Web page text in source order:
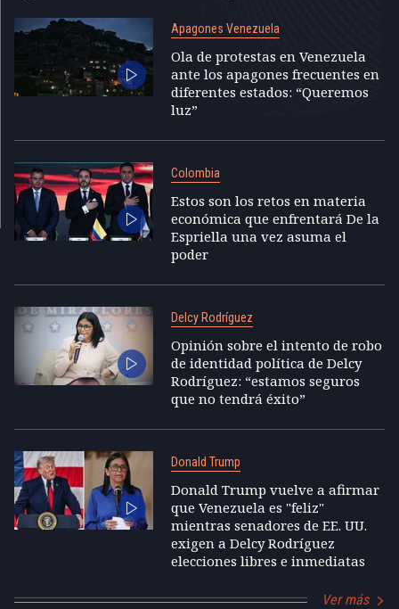
Apagones Venezuela
Ola de protestas en Venezuela
ante los apagones frecuentes en
diferentes estados: “Queremos
luz”
Colombia
Estos son los retos en materia
económica que enfrentará De la
Espriella una vez asuma el
poder
Delcy Rodríguez
Opinión sobre el intento de robo
de identidad política de Delcy
Rodríguez: “estamos seguros
que no tendrá éxito”
Donald Trump
Donald Trump vuelve a afirmar
que Venezuela es "feliz"
mientras senadores de EE. UU.
exigen a Delcy Rodríguez
elecciones libres e inmediatas
Ver más